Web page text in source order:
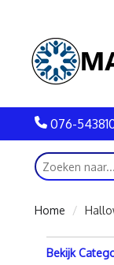
076-
Home
Bekijk